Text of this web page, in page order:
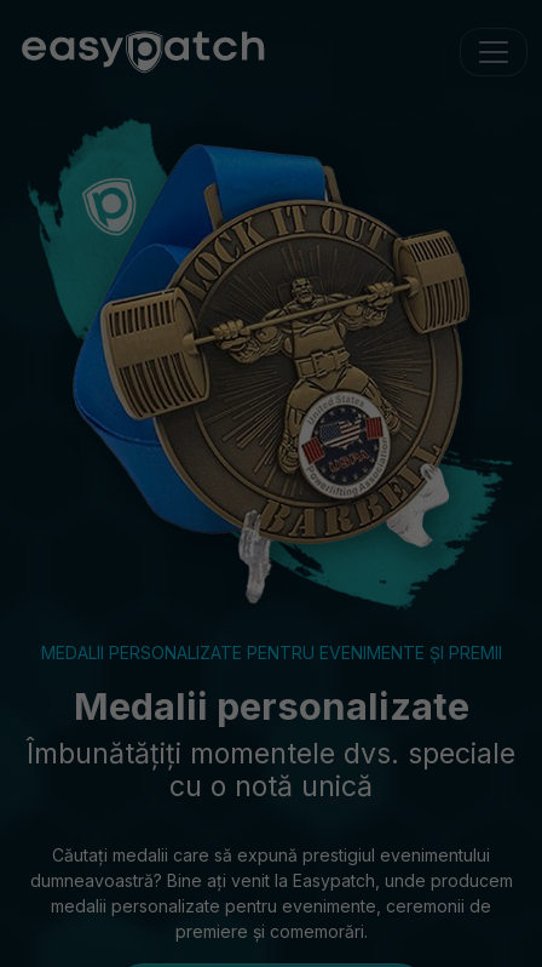
MEDALII PERSONALIZATE PENTRU EVENIMENTE ȘI PREMII
Medalii personalizate
Îmbunătățiți momentele dvs. speciale
cu o notă unică
Căutați medalii care să expună prestigiul evenimentului
dumneavoastră? Bine ați venit la Easypatch, unde producem
medalii personalizate pentru evenimente, ceremonii de
premiere și comemorări.